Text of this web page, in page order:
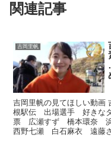
関連記事
吉岡里帆
吉岡里帆の見てほしい動
根駅伝 出場選手 好きな
票 広瀬すず 橋本環奈
西野七瀬 白石麻衣 遠藤